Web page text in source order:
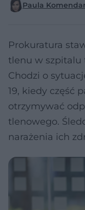
Paula
Prokuratura
tlenu w szpitalu
Chodzi o
19, kiedy część
otrzymywać
tlenowego.
narażenia ich